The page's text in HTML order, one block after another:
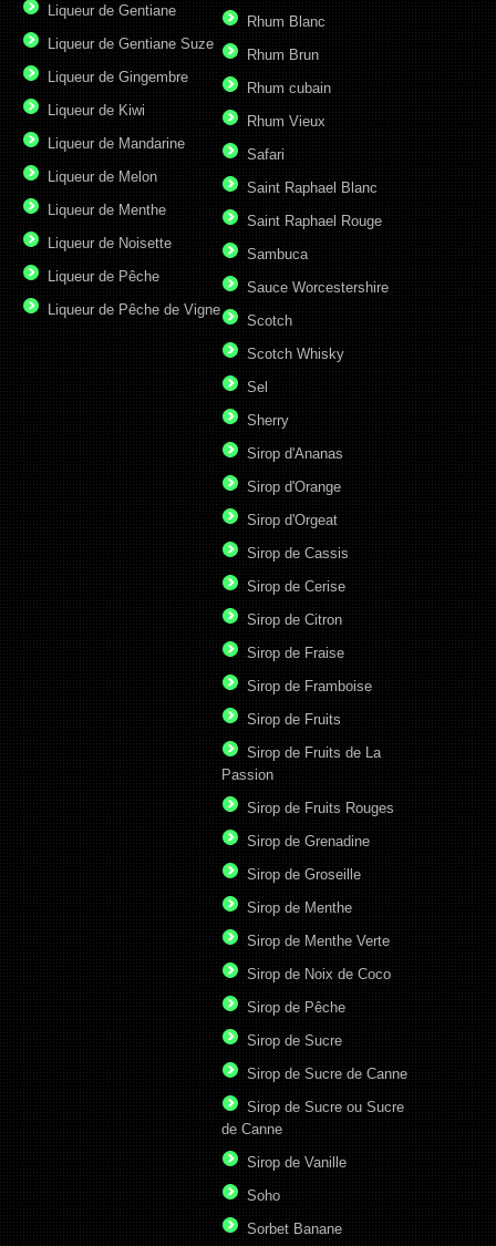
Liqueur de Gentiane
Liqueur de Gentiane Suze
Liqueur de Gingembre
Liqueur de Kiwi
Liqueur de Mandarine
Liqueur de Melon
Liqueur de Menthe
Liqueur de Noisette
Liqueur de Pêche
Liqueur de Pêche de Vigne
Rhum Blanc
Rhum Brun
Rhum cubain
Rhum Vieux
Safari
Saint Raphael Blanc
Saint Raphael Rouge
Sambuca
Sauce Worcestershire
Scotch
Scotch Whisky
Sel
Sherry
Sirop d'Ananas
Sirop d'Orange
Sirop d'Orgeat
Sirop de Cassis
Sirop de Cerise
Sirop de Citron
Sirop de Fraise
Sirop de Framboise
Sirop de Fruits
Sirop de Fruits de La
Passion
Sirop de Fruits Rouges
Sirop de Grenadine
Sirop de Groseille
Sirop de Menthe
Sirop de Menthe Verte
Sirop de Noix de Coco
Sirop de Pêche
Sirop de Sucre
Sirop de Sucre de Canne
Sirop de Sucre ou Sucre
de Canne
Sirop de Vanille
Soho
Sorbet Banane